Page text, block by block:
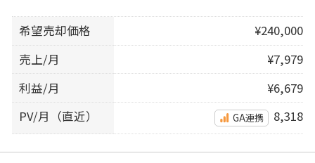
希望売却価格
¥240,000
売上/月
¥7,979
利益/月
¥6,679
PV/月（直近）
GA連携 8,318